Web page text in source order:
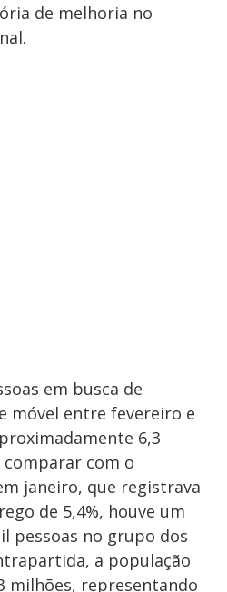
de melhoria no
em busca de
móvel entre fevereiro e
6,3
comparar com o
janeiro, que registrava
de 5,4%, houve um
pessoas no grupo dos
a população
milhões, representando